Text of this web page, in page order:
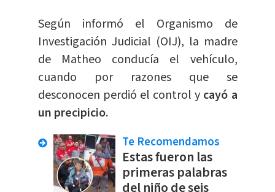
Según informó el Organismo de
Investigación Judicial (OIJ), la madre
de Matheo conducía el vehículo,
cuando por razones que se
desconocen perdió el control y cayó a
un precipicio.
Te Recomendamos
Estas fueron las
primeras palabras
del niño de seis